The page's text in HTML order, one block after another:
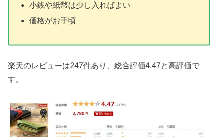
小銭や紙幣は少し入ればよい
価格がお手頃
楽天のレビューは247件あり、総合評価4.47と高評価で
す。